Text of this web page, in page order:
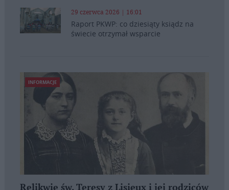
29 czerwca 2026 | 16:01
Raport PKWP: co dziesiąty ksiądz na
świecie otrzymał wsparcie
INFORMACJE
Relikwie św. Teresy z Lisieux i jej rodziców